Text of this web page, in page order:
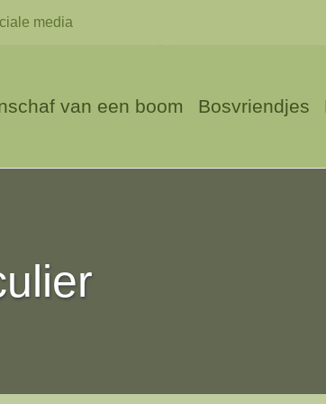
media
van een boom Bosvriendjes